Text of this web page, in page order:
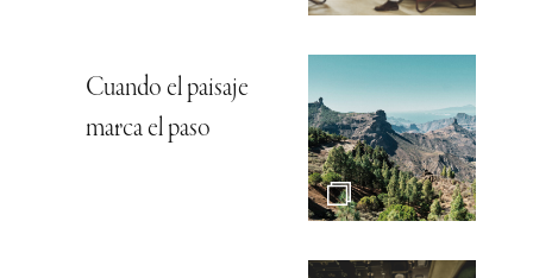
Cuando el paisaje
marca el paso